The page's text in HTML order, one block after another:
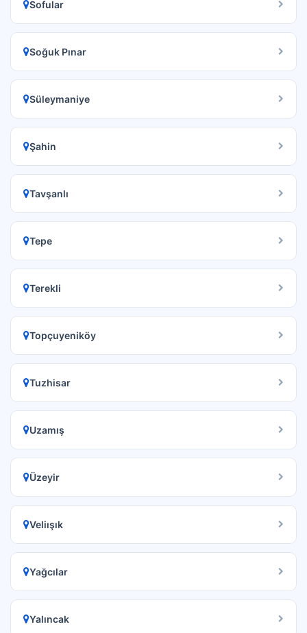
Sofular
Soğuk Pınar
Süleymaniye
Şahin
Tavşanlı
Tepe
Terekli
Topçuyeniköy
Tuzhisar
Uzamış
Üzeyir
Veliışık
Yağcılar
Yalıncak